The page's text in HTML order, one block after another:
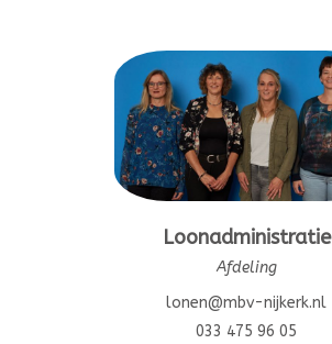
Loonadministratie
Afdeling
lonen@mbv-nijkerk.nl
033 475 96 05